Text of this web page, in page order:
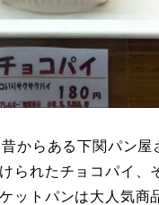
からある下関パン屋
られたチョコパイ、
ットパンは大人気商